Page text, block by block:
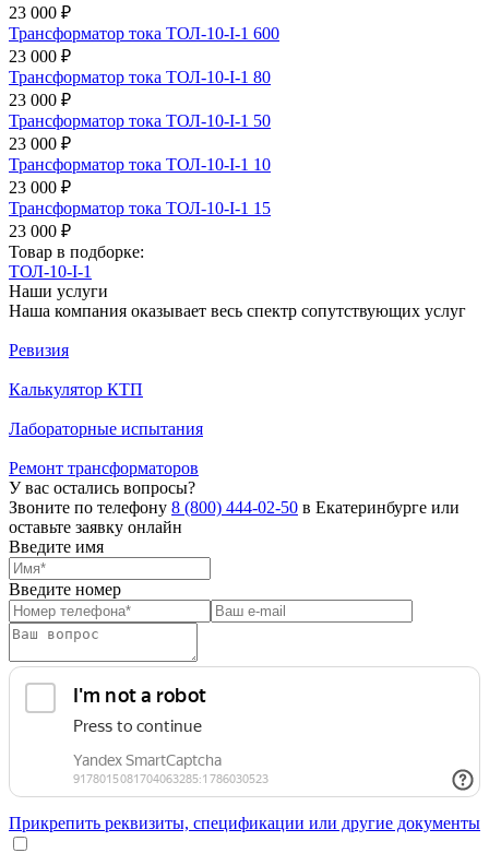
23 000 ₽
Трансформатор тока ТОЛ-10-I-1 600
23 000 ₽
Трансформатор тока ТОЛ-10-I-1 80
23 000 ₽
Трансформатор тока ТОЛ-10-I-1 50
23 000 ₽
Трансформатор тока ТОЛ-10-I-1 10
23 000 ₽
Трансформатор тока ТОЛ-10-I-1 15
23 000 ₽
Товар в подборке:
ТОЛ-10-I-1
Наши услуги
Наша компания оказывает весь спектр сопутствующих услуг
Ревизия
Калькулятор КТП
Лабораторные испытания
Ремонт трансформаторов
У вас остались вопросы?
Звоните по телефону 8 (800) 444-02-50 в Екатеринбурге или
оставьте заявку онлайн
Введите имя
Введите номер
Прикрепить реквизиты, спецификации или другие документы